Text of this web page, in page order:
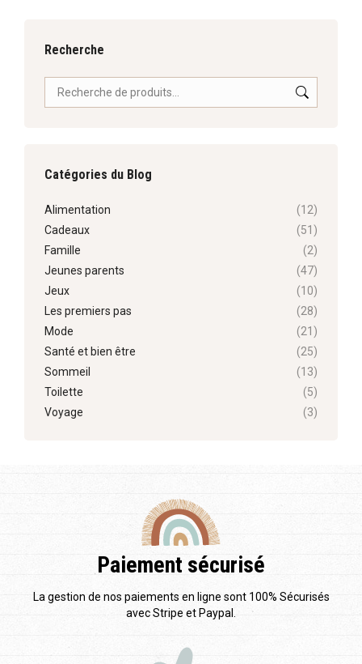
Recherche
Catégories du Blog
Alimentation
(12)
Cadeaux
(51)
Famille
(2)
Jeunes parents
(47)
Jeux
(10)
Les premiers pas
(28)
Mode
(21)
Santé et bien être
(25)
Sommeil
(13)
Toilette
(5)
Voyage
(3)
Paiement sécurisé
La gestion de nos paiements en ligne sont 100% Sécurisés
avec Stripe et Paypal.